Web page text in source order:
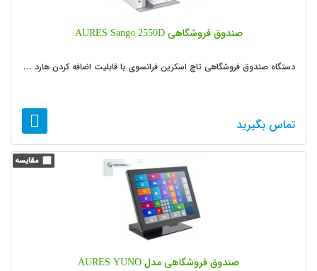
صندوق فروشگاهی AURES Sango 2550D
دستگاه صندوق فروشگاهی تاچ اسکرین فرانسوی با قابلیت اضافه کردن هارد ...
تماس بگیرید
صندوق فروشگاهی مدل AURES YUNO